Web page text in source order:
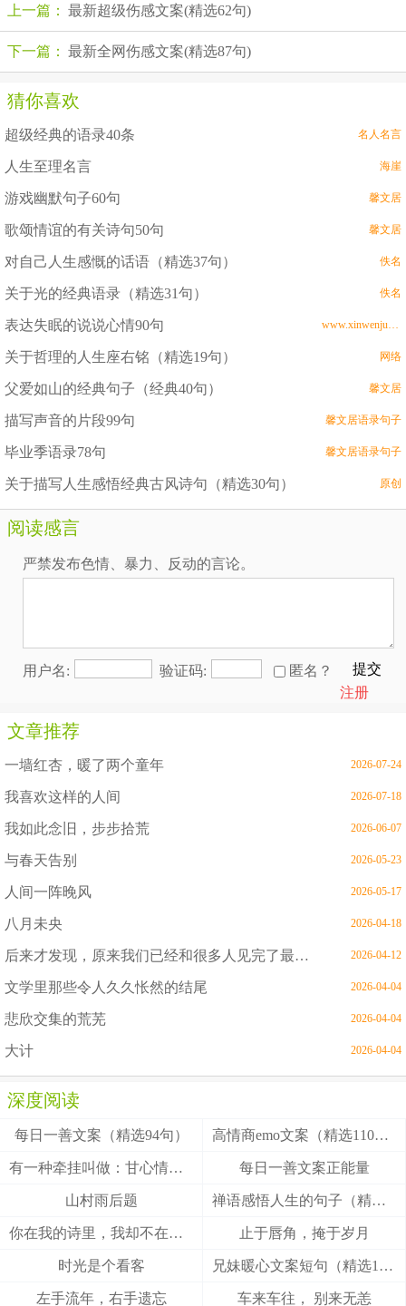
上一篇： 最新超级伤感文案(精选62句)
下一篇： 最新全网伤感文案(精选87句)
猜你喜欢
超级经典的语录40条 名人名言
人生至理名言 海崖
游戏幽默句子60句 馨文居
歌颂情谊的有关诗句50句 馨文居
对自己人生感慨的话语（精选37句） 佚名
关于光的经典语录（精选31句） 佚名
表达失眠的说说心情90句
关于哲理的人生座右铭（精选19句） 网络
父爱如山的经典句子（经典40句） 馨文居
描写声音的片段99句 馨文居语录句子
毕业季语录78句 馨文居语录句子
关于描写人生感悟经典古风诗句（精选30句） 原创
阅读感言
严禁发布色情、暴力、反动的言论。
用户名: 验证码: 匿名？
提交
注册
文章推荐
一墙红杏，暖了两个童年 2026-07-24
我喜欢这样的人间 2026-07-18
我如此念旧，步步拾荒 2026-06-07
与春天告别 2026-05-23
人间一阵晚风 2026-05-17
八月未央 2026-04-18
后来才发现，原来我们已经和很多人见完了最后一面 2026-04-12
文学里那些令人久久怅然的结尾 2026-04-04
悲欣交集的荒芜 2026-04-04
大计 2026-04-04
深度阅读
每日一善文案（精选94句） 高情商emo文案（精选110句）
有一种牵挂叫做：甘心情愿！ 每日一善文案正能量
山村雨后题 禅语感悟人生的句子（精选27句）
你在我的诗里，我却不在你的梦里 止于唇角，掩于岁月
时光是个看客 兄妹暖心文案短句（精选100句）
左手流年，右手遗忘 车来车往， 别来无恙